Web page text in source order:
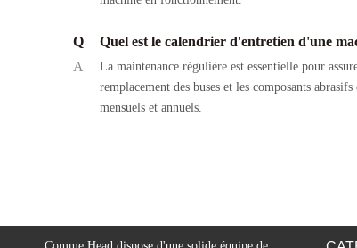
Q
Quel est le calendrier d'entretien d'une
A
La maintenance régulière est essentielle pour
remplacement des buses et les composants
mensuels et annuels.